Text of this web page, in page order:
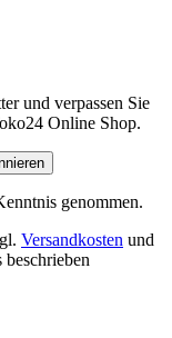
und verpassen Sie
Online Shop.
genommen.
Versandkosten und